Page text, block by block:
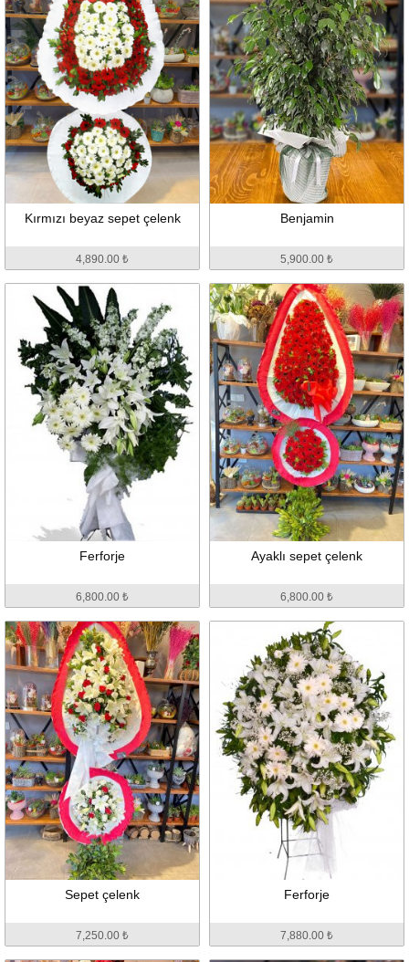
Kırmızı beyaz sepet çelenk
4,890.00 ₺
Benjamin
5,900.00 ₺
Ferforje
6,800.00 ₺
Ayaklı sepet çelenk
6,800.00 ₺
Sepet çelenk
7,250.00 ₺
Ferforje
7,880.00 ₺